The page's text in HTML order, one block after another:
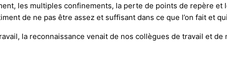
les multiples confinements, la perte de points de repère
de ne pas être assez et suffisant dans ce que l’on fait et
la reconnaissance venait de nos collègues de travail et